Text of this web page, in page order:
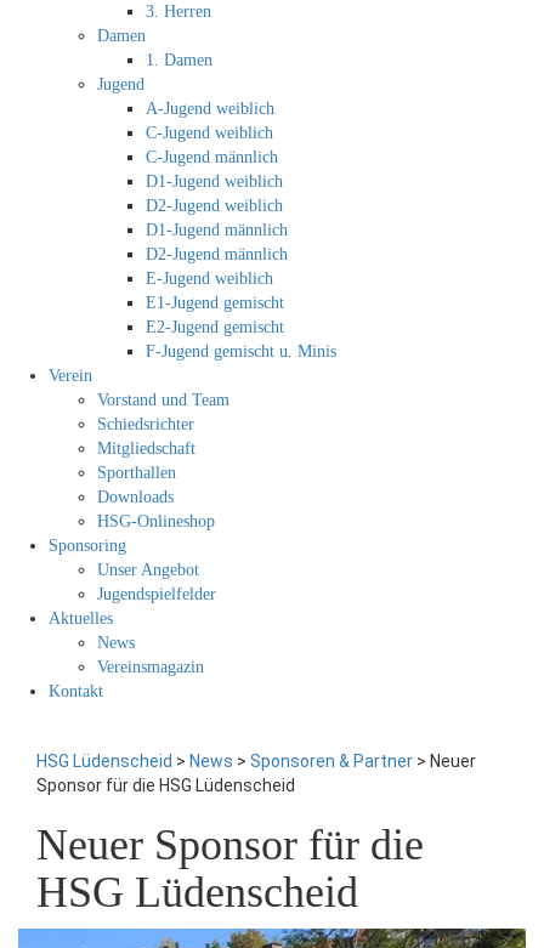
3. Herren
Damen
1. Damen
Jugend
A-Jugend weiblich
C-Jugend weiblich
C-Jugend männlich
D1-Jugend weiblich
D2-Jugend weiblich
D1-Jugend männlich
D2-Jugend männlich
E-Jugend weiblich
E1-Jugend gemischt
E2-Jugend gemischt
F-Jugend gemischt u. Minis
Verein
Vorstand und Team
Schiedsrichter
Mitgliedschaft
Sporthallen
Downloads
HSG-Onlineshop
Sponsoring
Unser Angebot
Jugendspielfelder
Aktuelles
News
Vereinsmagazin
Kontakt
HSG Lüdenscheid > News > Sponsoren & Partner > Neuer
Sponsor für die HSG Lüdenscheid
Neuer Sponsor für die
HSG Lüdenscheid